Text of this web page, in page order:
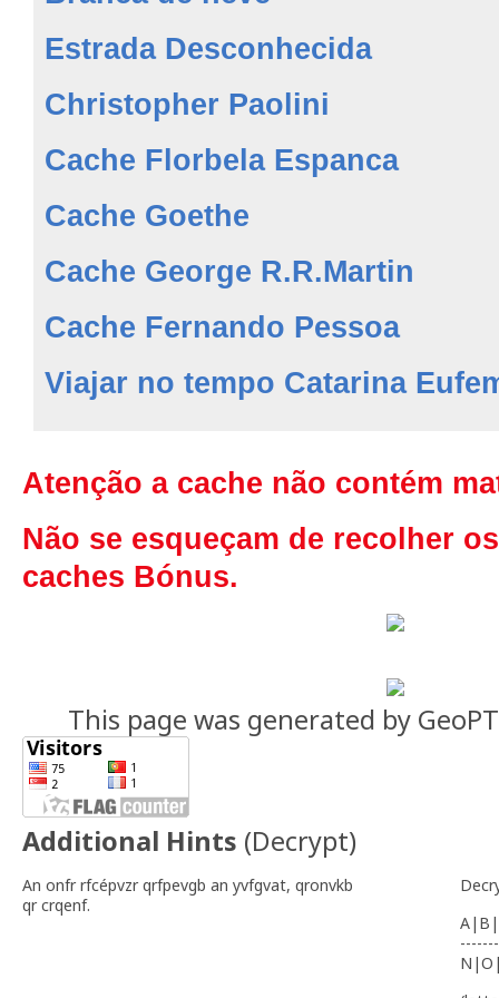
Estrada Desconhecida
Christopher Paolini
Cache Florbela Espanca
Cache Goethe
Cache George R.R.Martin
Cache Fernando Pessoa
Viajar no tempo Catarina
Atenção a cache não contém
Não se esqueçam de recolher
caches Bónus.
This page was generated by
Additional Hints (Decrypt)
An onfr rfcépvzr qrfpevgb an yvfgvat, qronvkb
qr crqenf.